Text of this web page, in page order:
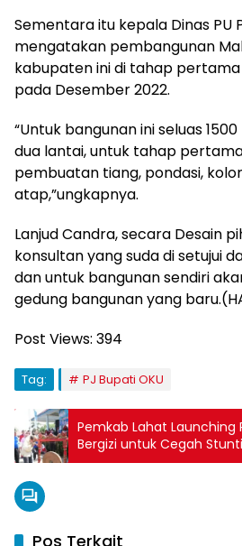
Sementara itu kepala Dinas PU
mengatakan pembangunan
kabupaten ini di tahap
pada Desember 2022.
“Untuk bangunan ini seluas
dua lantai, untuk tahap
pembuatan tiang, pondasi,
atap,”ungkapnya.
Lanjud Candra, secara Desain
konsultan yang suda di setujui
dan untuk bangunan sendiri
gedung bangunan yang
Post Views: 394
Tag: PJ Bupati OKU
Pemkab Lahat Launching
Bergizi untuk Cegah
Pos Terkait